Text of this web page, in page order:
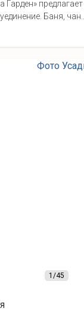
Гарден»
Баня, чан....
1/45